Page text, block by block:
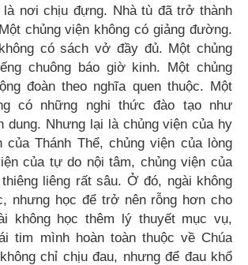
là nơi chịu đựng. Nhà tù đã trở thành
chủng viện không có giảng đường.
có sách vở đầy đủ. Một chủng
chuông báo giờ kinh. Một chủng
đoàn theo nghĩa quen thuộc. Một
có những nghi thức đào tạo như
dung. Nhưng lại là chủng viện của hy
của Thánh Thể, chủng viện của lòng
của tự do nội tâm, chủng viện của
liêng rất sâu. Ở đó, ngài không
nhưng học để trở nên rỗng hơn cho
không học thêm lý thuyết mục vụ,
tim mình hoàn toàn thuộc về Chúa
chỉ chịu đau, nhưng để đau khổ